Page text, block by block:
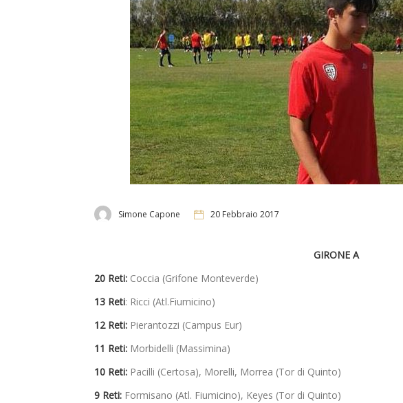
Simone Capone 20 Febbraio 2017
GIRONE A
20 Reti: Coccia (Grifone Monteverde)
13 Reti: Ricci (Atl.Fiumicino)
12 Reti: Pierantozzi (Campus Eur)
11 Reti: Morbidelli (Massimina)
10 Reti: Pacilli (Certosa), Morelli, Morrea (Tor di Quinto)
9 Reti: Formisano (Atl. Fiumicino), Keyes (Tor di Quinto)